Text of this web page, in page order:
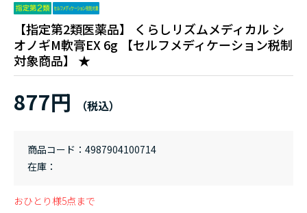
【指定第2類医薬品】 くらしリズムメディカル シ
オノギM軟膏EX 6g 【セルフメディケーション税制
対象商品】 ★
877円
商品コード
4987904100714
在庫
おひとり様5点まで